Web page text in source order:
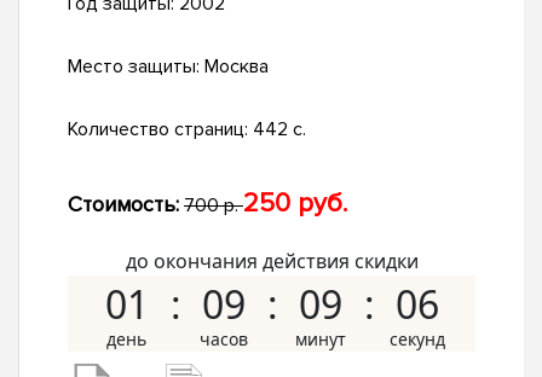
Место защиты: Москва
Количество страниц: 442 с.
Стоимость: 700 р.250 руб.
до окончания действия скидки
01 09 09 05